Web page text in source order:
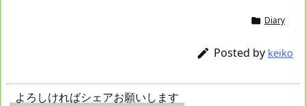
 Diary
 Posted by keiko
よろしければシェアお願いします